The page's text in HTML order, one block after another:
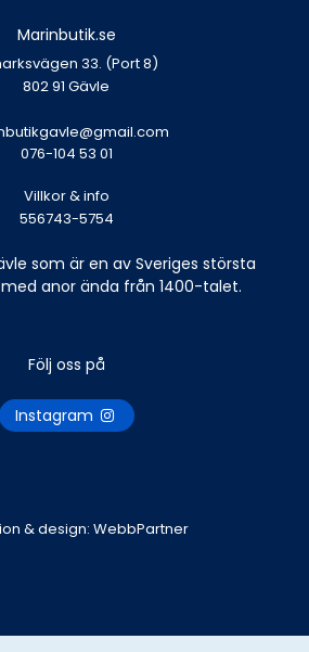
Marinbutik.se
33. (Port 8)
802 91 Gävle
076-104 53 01
Villkor & info
556743-5754
som är en av Sveriges största
anor ända från 1400-talet.
Följ oss på
Instagram
& design: WebbPartner